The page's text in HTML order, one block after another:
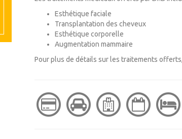
Esthétique faciale
Transplantation des cheveux
Esthétique corporelle
Augmentation mammaire
Pour plus de détails sur les traitements